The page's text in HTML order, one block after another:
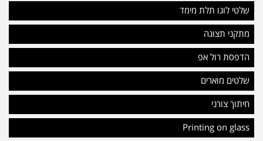
שלטי לוגו תלת מימד
מתקני תצוגה
הדפסת רול אפ
שלטים מוארים
חיתוך צורני
Printing on glass